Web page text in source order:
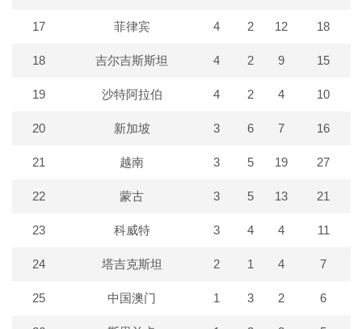
17 菲律宾 4 2 12 18
18 吉尔吉斯斯坦 4 2 9 15
19 沙特阿拉伯 4 2 4 10
20 新加坡 3 6 7 16
21 越南 3 5 19 27
22 蒙古 3 5 13 21
23 科威特 3 4 4 11
24 塔吉克斯坦 2 1 4 7
25 中国澳门 1 3 2 6